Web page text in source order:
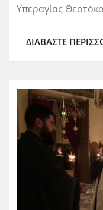
Υπεραγίας
ΔΙΑΒΆΣΤΕ